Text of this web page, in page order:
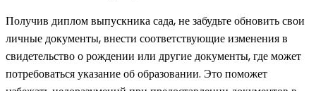
Получив диплом выпускника сада, не забудьте обновить свои
личные документы, внести соответствующие изменения в
свидетельство о рождении или другие документы, где может
потребоваться указание об образовании. Это поможет